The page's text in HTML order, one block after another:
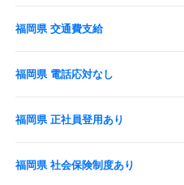
福岡県 交通費支給
福岡県 電話応対なし
福岡県 正社員登用あり
福岡県 社会保険制度あり